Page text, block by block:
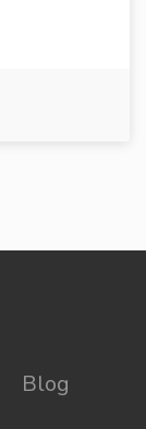
Blog